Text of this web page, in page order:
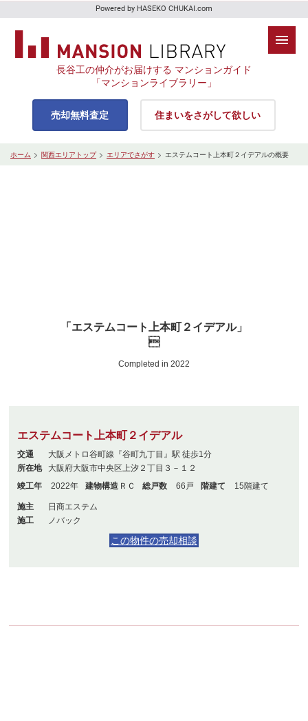
Powered by HASEKO CHUKAI.com
長谷工の仲介がお届けする マンションガイド
「マンションライブラリー」
売却無料査定 住まいをさがして欲しい
ホーム 関西エリアトップ エリアでさがす エステムコート上本町２イデアルの概要
「エステムコート上本町２イデアル」

Completed in 2022
エステムコート上本町２イデアル
交通
大阪メトロ谷町線『谷町九丁目』駅 徒歩1分
所在地
大阪府大阪市中央区上汐２丁目３－１２
竣工年
2022年 建物構造 ＲＣ 総戸数 66戸 階建て 15階建て
施主
日商エステム
施工
ノバック
この物件の売却相談